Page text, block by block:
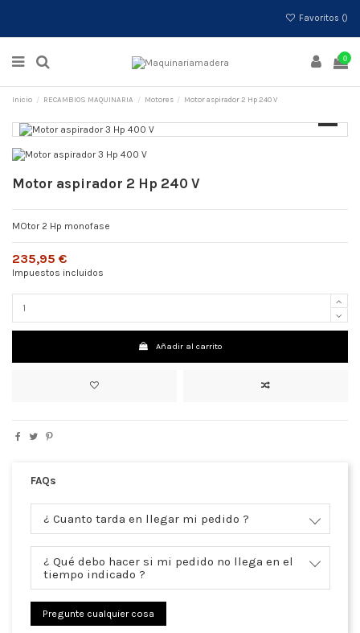
Favoritos ()
0
Inicio RECAMBIOS MAQUINARIA Motores Motor aspirador 2 Hp 240 V
Motor aspirador 2 Hp 240 V
MOtor 2 Hp monofase
235,95 €
Impuestos incluidos
Añadir al carrito
FAQs
¿ Cuanto tarda en llegar mi pedido ?
¿ Qué debo hacer si mi pedido no llega en el
tiempo indicado ?
Pregunte cualquier cosa